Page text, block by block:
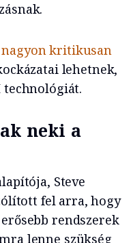
nagyon kritikusan
lehetnek,
technológiát.
neki a
Steve
fel arra, hogy
rendszerek
lenne szükség